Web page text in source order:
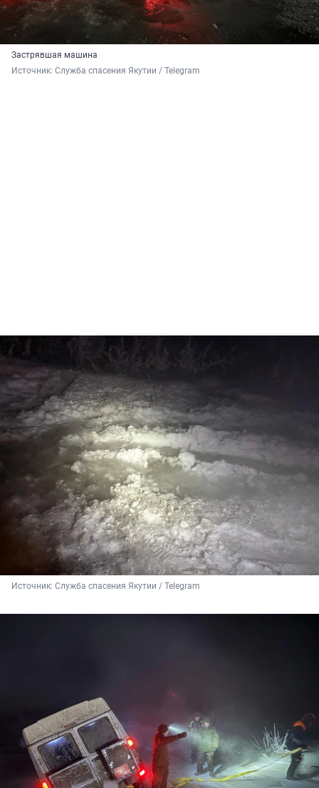
Застрявшая машина
Источник: Служба спасения Якутии / Telegram
Источник: Служба спасения Якутии / Telegram